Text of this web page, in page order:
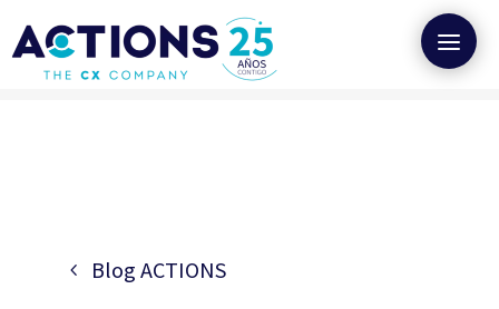
Blog ACTIONS